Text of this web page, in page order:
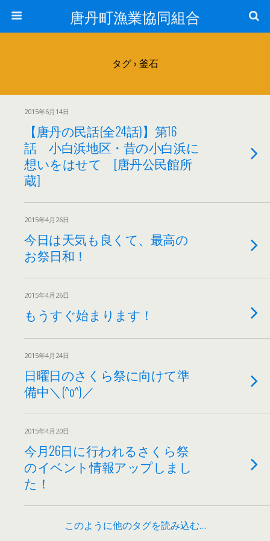
唐丹町漁業協同組合
タグ › 釜石
2015年6月14日
【唐丹の民話(全24話)】第16
話 小白浜地区・昔の小白浜に
想いをはせて [唐丹公民館所
蔵]
2015年4月26日
今日は天気も良くて、最高の
お祭日和！
2015年4月26日
もうすぐ始まります！
2015年4月24日
日曜日のさくら祭に向けて準
備中＼(^o^)／
2015年4月20日
今月26日に行われるさくら祭
のイベント情報アップしまし
た！
このように他のタグを読み込む…